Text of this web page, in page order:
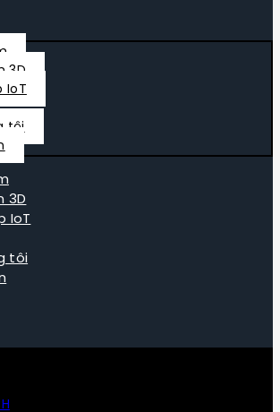
3D
IoT
tôi
3D
IoT
tôi